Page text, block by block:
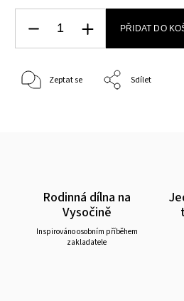
PŘIDAT DO
Zeptat se Sdílet
Rodinná dílna na
Vysočině
Inspirováno osobním příběhem
zakladatele